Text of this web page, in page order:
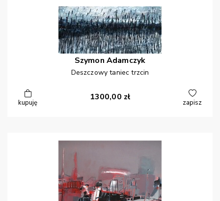
Szymon Adamczyk
Deszczowy taniec trzcin
kupuję
1300,00 zł
zapisz